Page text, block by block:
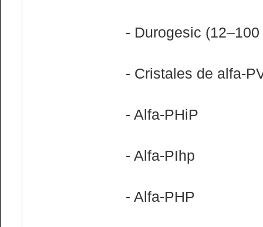
- Durogesic (12–100
- Cristales de alfa-
- Alfa-PHiP
- Alfa-PIhp
- Alfa-PHP